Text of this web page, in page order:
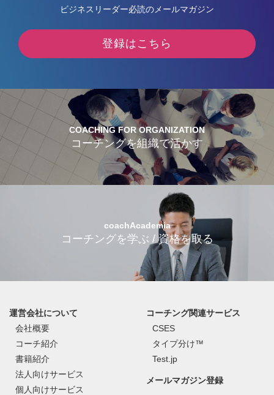
ビジネスリーダー必読のメールマガジン
登録はこちら
COACHING FOR ORGANIZATION
コーチングを組織で活かす
coachAcademia
コーチングを学ぶ / 資格を取る
運営会社について
会社概要
コーチ紹介
書籍紹介
法人向けサービス
個人向けサービス
コーチング関連サービス
CSES
タイプ分け™
Test.jp
メールマガジン登録